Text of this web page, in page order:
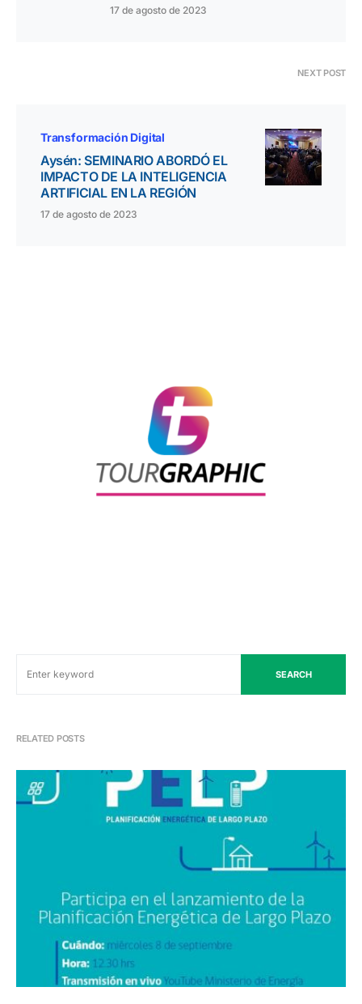
17 de agosto de 2023
NEXT POST
Transformación Digital
Aysén: SEMINARIO ABORDÓ EL
IMPACTO DE LA INTELIGENCIA
ARTIFICIAL EN LA REGIÓN
17 de agosto de 2023
SEARCH
RELATED POSTS